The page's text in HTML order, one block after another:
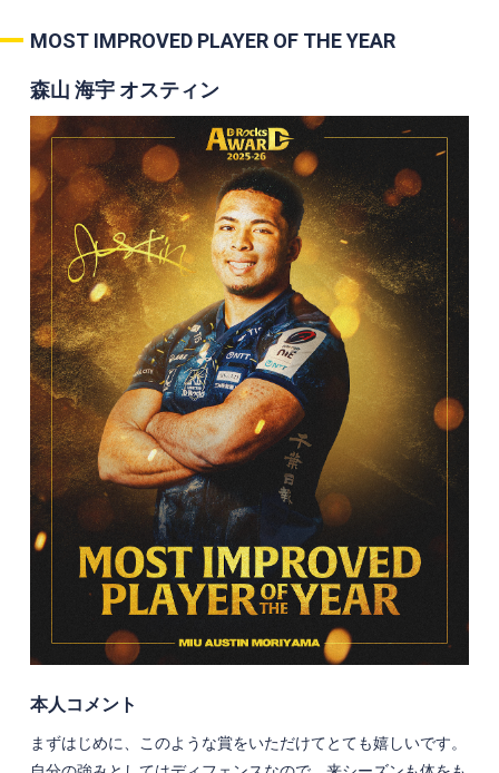
MOST IMPROVED PLAYER OF THE YEAR
森山 海宇 オスティン
本人コメント
まずはじめに、このような賞をいただけてとても嬉しいです。